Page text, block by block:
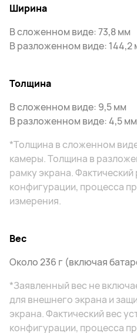
Ширина
В сложенном виде: 73,8 мм
В разложенном виде: 144,2
Толщина
В сложенном виде: 9,5 мм
В разложенном виде: 4,5 мм
*Толщина в сложенном
камеры. Толщина в
рамку экрана. Фактический
конфигурации, процесса
измерения.
Вес
Около 236 г (включая
*Заявленный вес не
для внешнего экрана и
экрана. Фактический вес
конфигурации, процесса